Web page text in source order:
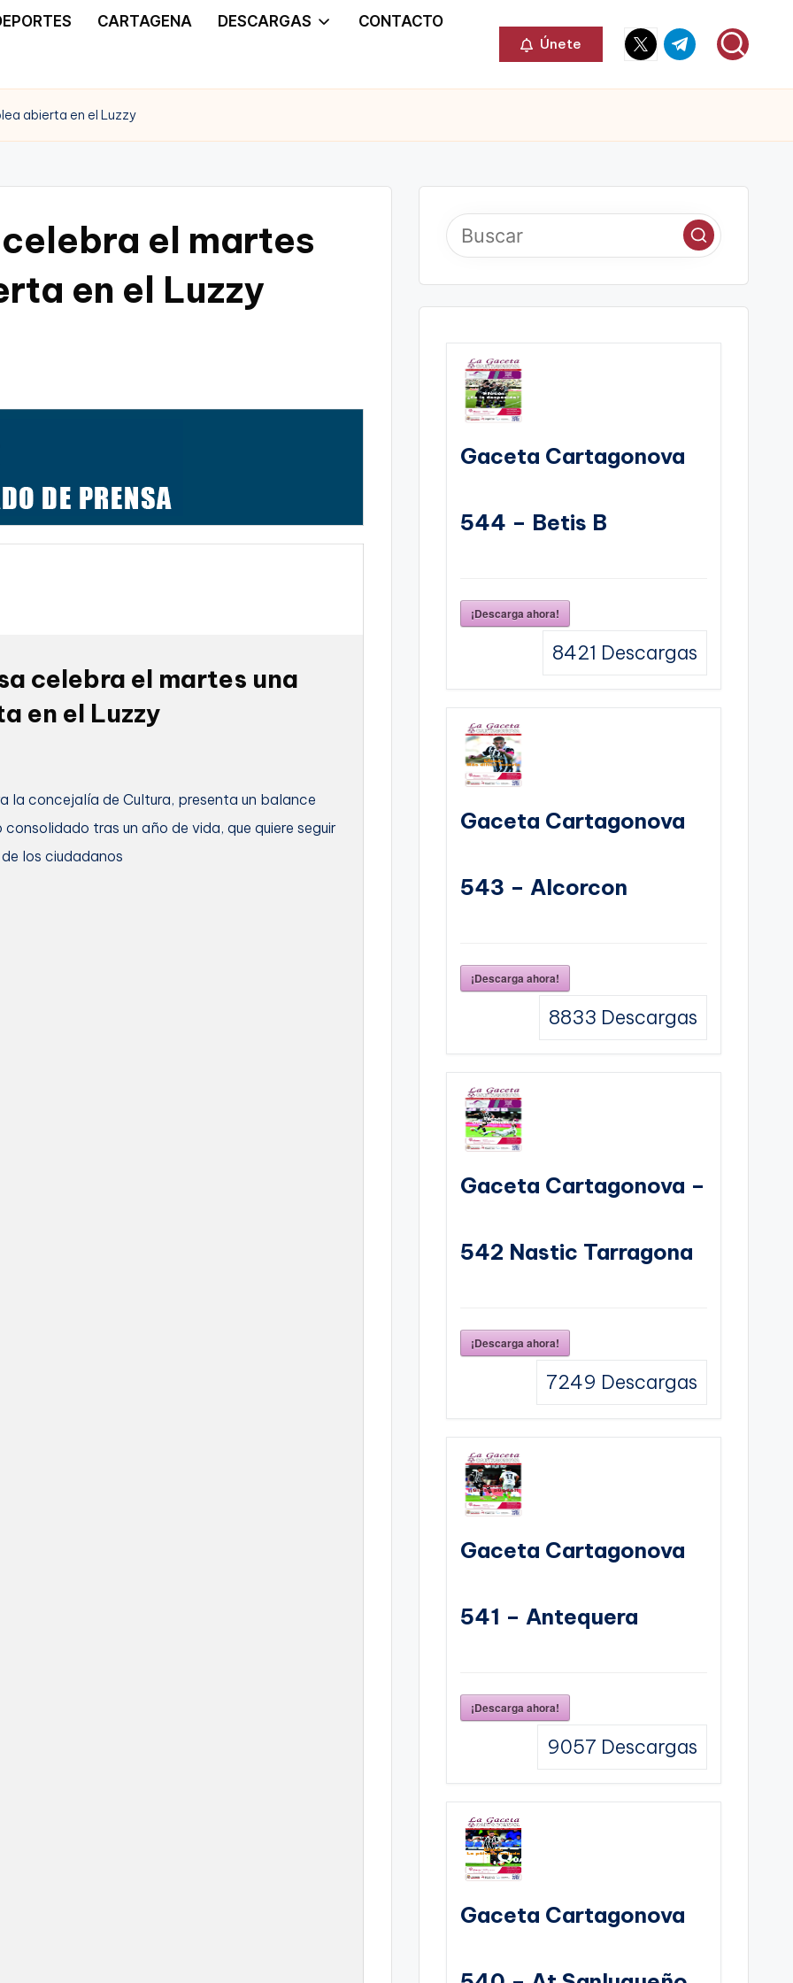
CARTAGENA DESCARGAS CONTACTO
Únete
Elemento
del
Elemento
del
abierta en el Luzzy
el martes
en el Luzzy
celebra el martes una
en el Luzzy
la concejalía de Cultura, presenta un balance
tras un año de vida, que quiere seguir
los ciudadanos
Gaceta Cartagonova
544 – Betis B
¡Descarga ahora!
8421 Descargas
Gaceta Cartagonova
543 – Alcorcon
¡Descarga ahora!
8833 Descargas
Gaceta Cartagonova –
542 Nastic Tarragona
¡Descarga ahora!
7249 Descargas
Gaceta Cartagonova
541 – Antequera
¡Descarga ahora!
9057 Descargas
Gaceta Cartagonova